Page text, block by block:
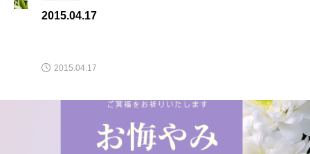
2015.04.17
2015.04.17